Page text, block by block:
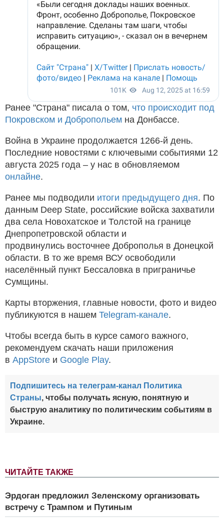
ЧИТАЙТЕ ТАКЖЕ
Эрдоган предложил Зеленскому организовать
встречу с Трампом и Путиным
Ранее "Страна" писала о том, что происходит под
Покровском и Добропольем на Донбассе.
Война в Украине продолжается 1266-й день.
Последние новостями с ключевыми событиями 12
августа 2025 года – у нас в обновляемом
онлайне.
Ранее мы подводили итоги предыдущего дня. По
данным Deep State, российские войска захватили
два села Новохатское и Толстой на границе
Днепропетровской области и
продвинулись восточнее Доброполья в Донецкой
области. В то же время ВСУ освободили
населённый пункт Бессаловка в приграничье
Сумщины.
Карты вторжения, главные новости, фото и видео
публикуются в нашем Telegram-канале.
Чтобы всегда быть в курсе самого важного,
рекомендуем скачать наши приложения
в AppStore и Google Play.
Подпишитесь на телеграм-канал Политика
Страны, чтобы получать ясную, понятную и
быструю аналитику по политическим событиям в
Украине.